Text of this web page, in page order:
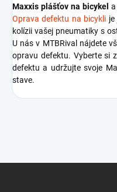
Maxxis plášťov na bicykel
Oprava defektu na bicykli
kolízii vašej pneumatiky s
U nás v MTBRival nájdete
opravu defektu. Vyberte si
defektu a udržujte svoje
stave.